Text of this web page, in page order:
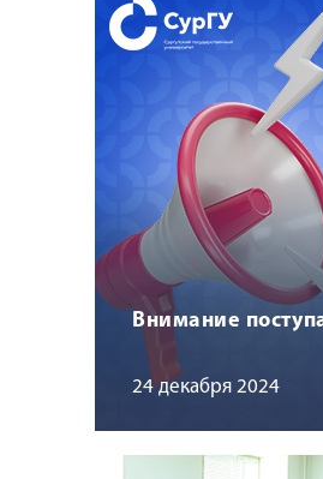
Внимание
24 декабря 2024